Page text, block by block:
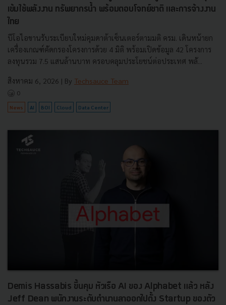
เข้มใช้พลังงาน ทรัพยากรน้ำ พร้อมตอบโจทย์ชาติ และการจ้างงาน
ไทย
บีโอไอขานรับระเบียบใหม่คุมดาต้าเซ็นเตอร์ตามมติ ครม. เดินหน้ายก
เครื่องเกณฑ์คัดกรองโครงการด้วย 4 มิติ พร้อมเปิดข้อมูล 42 โครงการ
ลงทุนรวม 7.5 แสนล้านบาท ครอบคลุมประโยชน์ต่อประเทศ พลั...
สิงหาคม 6, 2026 | By Techsauce Team
0
News AI BOI Cloud Data Center
Demis Hassabis ขึ้นคุม หัวเรือ AI ของ Alphabet แล้ว หลัง
Jeff Dean พนักงานระดับตำนานลาออกไปตั้ง Startup ของตัว